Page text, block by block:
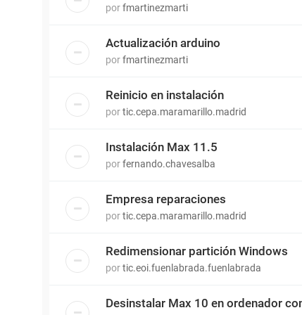
porfmartinezmarti
Actualización arduino
porfmartinezmarti
Reinicio en instalación
portic.cepa.maramarillo.madrid
Instalación Max 11.5
porfernando.chavesalba
Empresa reparaciones
portic.cepa.maramarillo.madrid
Redimensionar partición Windows
portic.eoi.fuenlabrada.fuenlabrada
Desinstalar Max 10 en ordenador